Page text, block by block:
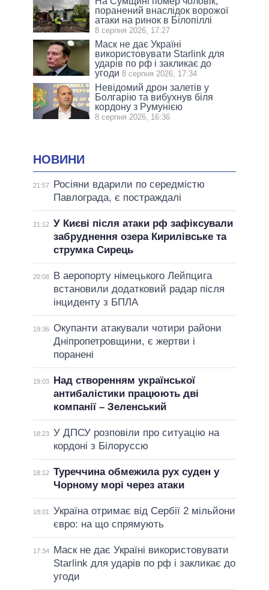
поранений внаслідок ворожої
атаки на ринок в Білопіллі
8 серпня 2026, 17:27
Маск не дає Україні
використовувати Starlink для
ударів по рф і закликає до
угоди 8 серпня 2026, 17:34
Невідомий дрон залетів у
Болгарію та вибухнув біля
кордону з Румунією
8 серпня 2026, 16:36
НОВИНИ
21:57
Росіяни вдарили по середмістю
Павлограда, є постраждалі
21:12 У Києві після атаки рф зафіксували
забруднення озера Кирилівське та
струмка Сирець
20:08
В аеропорту німецького Лейпцига
встановили додатковий радар після
інциденту з БПЛА
19:36 Окупанти атакували чотири райони
Дніпропетровщини, є жертви і
поранені
19:03
Над створенням української
антибалістики працюють дві
компанії – Зеленський
18:23 У ДПСУ розповіли про ситуацію на
кордоні з Білоруссю
18:12 Туреччина обмежила рух суден у
Чорному морі через атаки
18:01
Україна отримає від Сербії 2 мільйони
євро: на що спрямують
17:34
Маск не дає Україні використовувати
Starlink для ударів по рф і закликає до
угоди